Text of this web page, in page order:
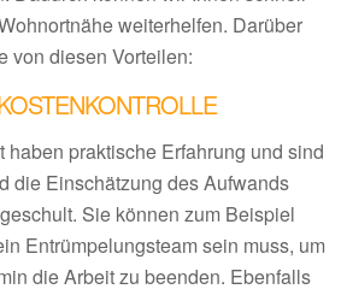
weiterhelfen. Darüber
von diesen Vorteilen:
haben praktische Erfahrung und sind
die Einschätzung des Aufwands
Sie können zum Beispiel
Entrümpelungsteam sein muss, um
die Arbeit zu beenden. Ebenfalls